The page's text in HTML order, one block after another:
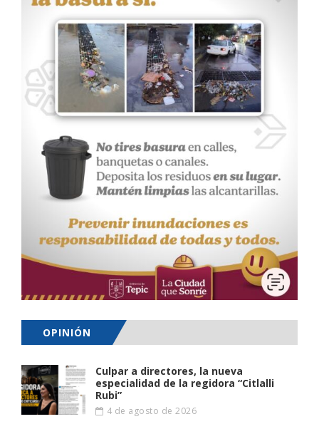
OPINIÓN
Culpar a directores, la nueva
especialidad de la regidora “Citlalli
Rubi”
4 de agosto de 2026